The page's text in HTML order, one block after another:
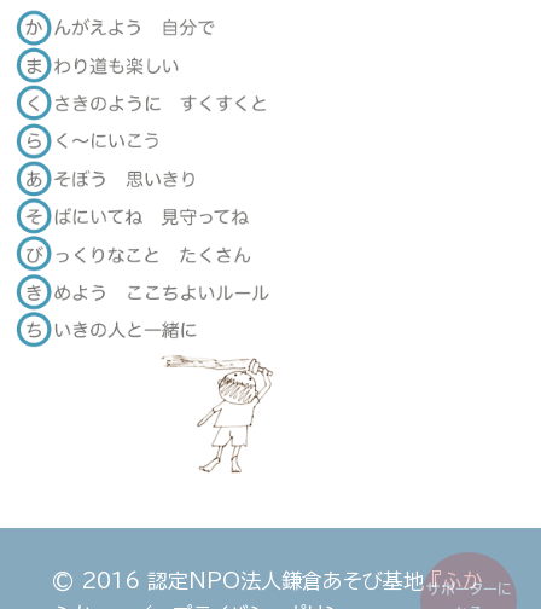
© 2016 認定NPO法人鎌倉あそび基地 『ふか
サポーターに